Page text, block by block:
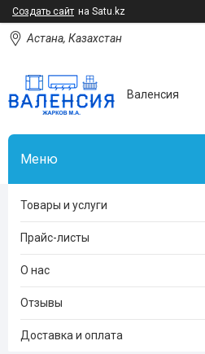
Создать сайт на Satu.kz
Астана, Казахстан
Валенсия
Товары и услуги
Прайс-листы
О нас
Отзывы
Доставка и оплата